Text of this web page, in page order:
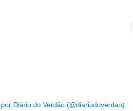
Diário do Verdão (@diariodoverdao)